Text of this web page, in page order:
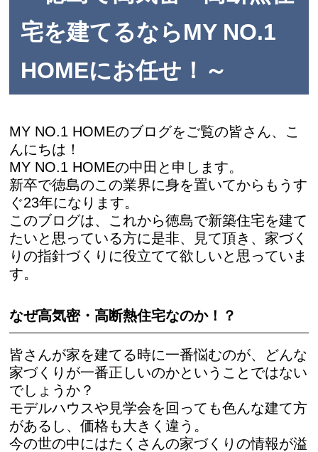
宅を建てるならMY NO.1
HOMEにお任せ！～
MY NO.1 HOMEのブログをご覧の皆さん、こ
んにちは！
MY NO.1 HOMEの中田と申します。
新卒で徳島のこの業界に身を置いてからもうす
ぐ23年になります。
このブログは、これから徳島で新築住宅を建て
たいと思っている方に是非、見て頂き、家づく
りの指針づくりに役立てて欲しいと思っていま
す。
なぜ高気密・高断熱住宅なのか！？
皆さんが家を建てる時に一番悩むのが、どんな
家づくりが一番正しいのかということではない
でしょうか？
モデルハウスや見学会を回っても色んな建て方
があるし、価格も大きく違う。
今の世の中にはたくさんの家づくりの情報が溢